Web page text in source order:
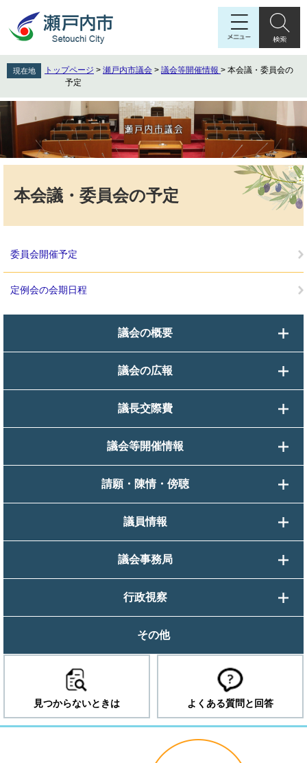
先
頭
す
を
飛
し
へ
現在地 トップページ > 瀬戸内市議会 > 議会等開催情報 > 本会議・委員会の
予定
本会議・委員会の予定
委員会開催予定
定例会の会期日程
議会の概要
議会の広報
議長交際費
議会等開催情報
請願・陳情・傍聴
議員情報
議会事務局
行政視察
その他
見つからないときは よくある質問と回答